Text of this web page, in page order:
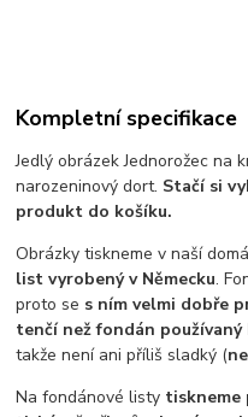
Kompletní specifikace
Jedlý obrázek Jednorožec na
narozeninový dort. Stačí si
produkt do košíku.
Obrázky tiskneme v naší
list vyrobený v Německu.
proto se s ním velmi dobře
tenčí než fondán
takže není ani příliš sladký (
Na fondánové listy tiskneme